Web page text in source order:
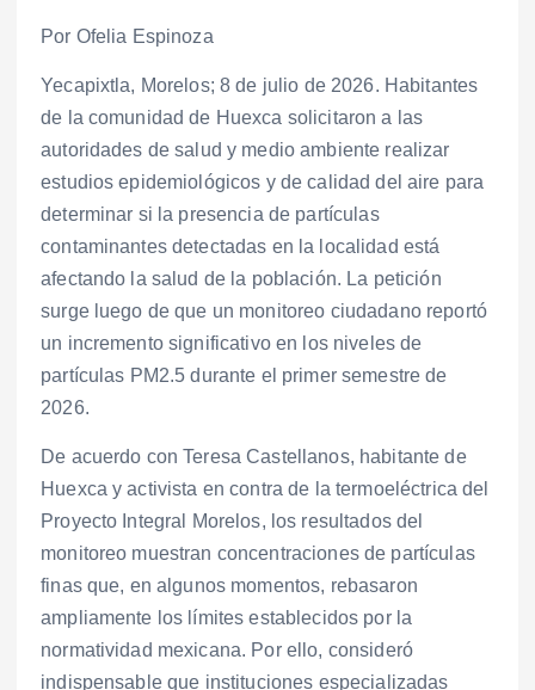
Por Ofelia Espinoza
Yecapixtla, Morelos; 8 de julio de 2026. Habitantes
de la comunidad de Huexca solicitaron a las
autoridades de salud y medio ambiente realizar
estudios epidemiológicos y de calidad del aire para
determinar si la presencia de partículas
contaminantes detectadas en la localidad está
afectando la salud de la población. La petición
surge luego de que un monitoreo ciudadano reportó
un incremento significativo en los niveles de
partículas PM2.5 durante el primer semestre de
2026.
De acuerdo con Teresa Castellanos, habitante de
Huexca y activista en contra de la termoeléctrica del
Proyecto Integral Morelos, los resultados del
monitoreo muestran concentraciones de partículas
finas que, en algunos momentos, rebasaron
ampliamente los límites establecidos por la
normatividad mexicana. Por ello, consideró
indispensable que instituciones especializadas